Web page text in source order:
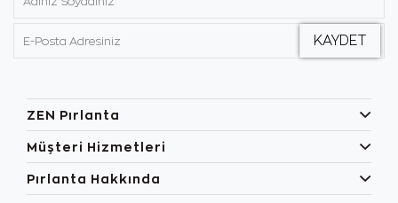
ZEN Pırlanta
Müşteri Hizmetleri
Pırlanta Hakkında